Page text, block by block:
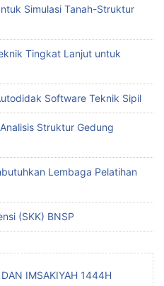
Simulasi Tanah-Struktur
Tingkat Lanjut untuk
Software Teknik Sipil
Struktur Gedung
Lembaga Pelatihan
(SKK) BNSP
IMSAKIYAH 1444H